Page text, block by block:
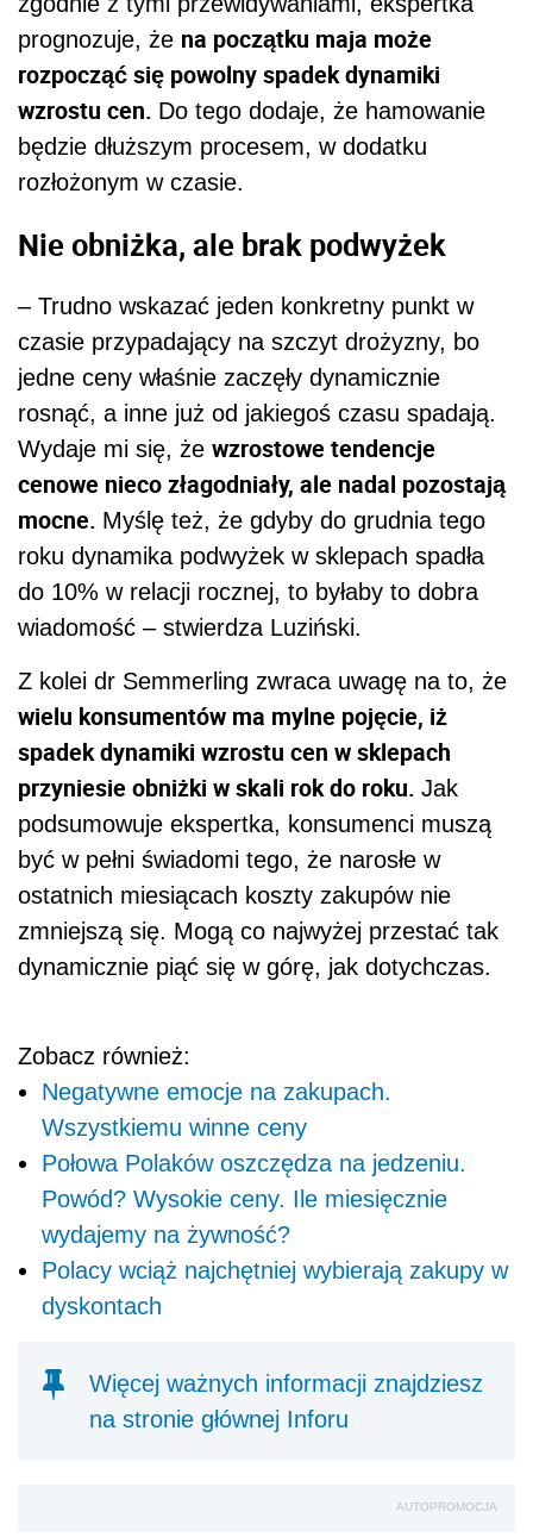
prognozuje, że na początku maja może
rozpocząć się powolny spadek dynamiki
wzrostu cen. Do tego dodaje, że hamowanie
będzie dłuższym procesem, w dodatku
rozłożonym w czasie.
Nie obniżka, ale brak podwyżek
– Trudno wskazać jeden konkretny punkt w
czasie przypadający na szczyt drożyzny, bo
jedne ceny właśnie zaczęły dynamicznie
rosnąć, a inne już od jakiegoś czasu spadają.
Wydaje mi się, że wzrostowe tendencje
cenowe nieco złagodniały, ale nadal pozostają
mocne. Myślę też, że gdyby do grudnia tego
roku dynamika podwyżek w sklepach spadła
do 10% w relacji rocznej, to byłaby to dobra
wiadomość – stwierdza Luziński.
Z kolei dr Semmerling zwraca uwagę na to, że
wielu konsumentów ma mylne pojęcie, iż
spadek dynamiki wzrostu cen w sklepach
przyniesie obniżki w skali rok do roku. Jak
podsumowuje ekspertka, konsumenci muszą
być w pełni świadomi tego, że narosłe w
ostatnich miesiącach koszty zakupów nie
zmniejszą się. Mogą co najwyżej przestać tak
dynamicznie piąć się w górę, jak dotychczas.
Zobacz również:
Negatywne emocje na zakupach.
Wszystkiemu winne ceny
Połowa Polaków oszczędza na jedzeniu.
Powód? Wysokie ceny. Ile miesięcznie
wydajemy na żywność?
Polacy wciąż najchętniej wybierają zakupy w
dyskontach
Więcej ważnych informacji znajdziesz
na stronie głównej Inforu
AUTOPROMOCJA